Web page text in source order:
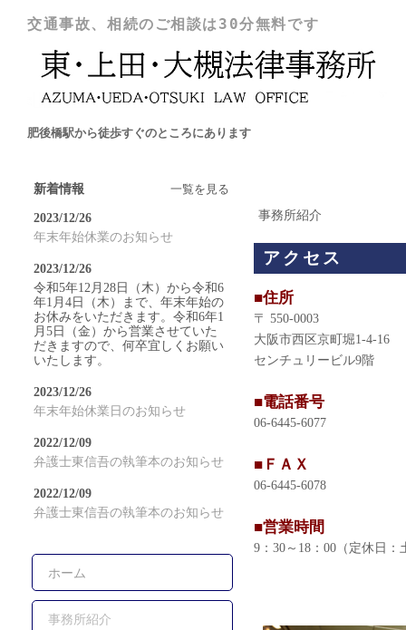
交通事故、相続のご相談は30分無料です
肥後橋駅から徒歩すぐのところにあります
事務所紹介
アクセス
■住所
〒 550-0003
大阪市西区京町堀1-4-16
センチュリービル9階
■電話番号
06-6445-6077
■ＦＡＸ
06-6445-6078
■営業時間
9：30～18：00（定休日：
新着情報 一覧を見る
2023/12/26
年末年始休業のお知らせ
2023/12/26
令和5年12月28日（木）から令和6
年1月4日（木）まで、年末年始の
お休みをいただきます。令和6年1
月5日（金）から営業させていた
だきますので、何卒宜しくお願い
いたします。
2023/12/26
年末年始休業日のお知らせ
2022/12/09
弁護士東信吾の執筆本のお知らせ
2022/12/09
弁護士東信吾の執筆本のお知らせ
ホーム
事務所紹介